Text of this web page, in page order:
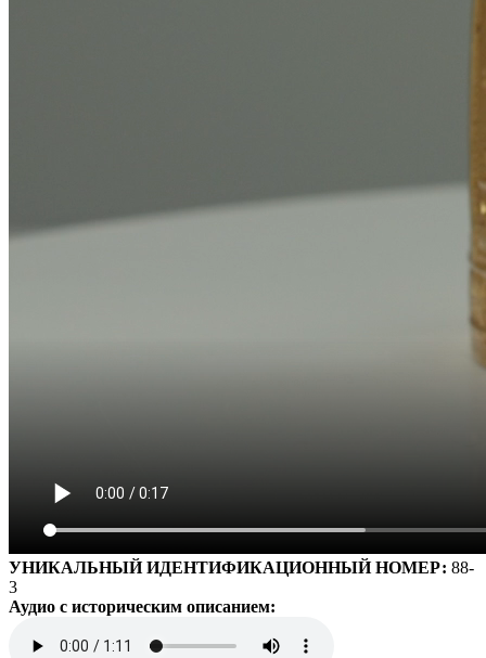
УНИКАЛЬНЫЙ ИДЕНТИФИКАЦИОННЫЙ НОМЕР: 88-
3
Аудио с историческим описанием: